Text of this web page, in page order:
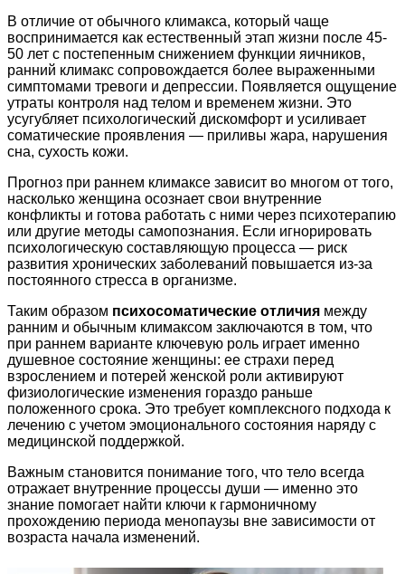
В отличие от обычного климакса, который чаще
воспринимается как естественный этап жизни после 45-
50 лет с постепенным снижением функции яичников,
ранний климакс сопровождается более выраженными
симптомами тревоги и депрессии. Появляется ощущение
утраты контроля над телом и временем жизни. Это
усугубляет психологический дискомфорт и усиливает
соматические проявления — приливы жара, нарушения
сна, сухость кожи.
Прогноз при раннем климаксе зависит во многом от того,
насколько женщина осознает свои внутренние
конфликты и готова работать с ними через психотерапию
или другие методы самопознания. Если игнорировать
психологическую составляющую процесса — риск
развития хронических заболеваний повышается из-за
постоянного стресса в организме.
Таким образом психосоматические отличия между
ранним и обычным климаксом заключаются в том, что
при раннем варианте ключевую роль играет именно
душевное состояние женщины: ее страхи перед
взрослением и потерей женской роли активируют
физиологические изменения гораздо раньше
положенного срока. Это требует комплексного подхода к
лечению с учетом эмоционального состояния наряду с
медицинской поддержкой.
Важным становится понимание того, что тело всегда
отражает внутренние процессы души — именно это
знание помогает найти ключи к гармоничному
прохождению периода менопаузы вне зависимости от
возраста начала изменений.